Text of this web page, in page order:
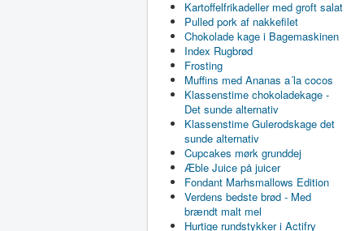
Kartoffelfrikadeller med groft salat
Pulled pork af nakkefilet
Chokolade kage i Bagemaskinen
Index Rugbrød
Frosting
Muffins med Ananas a´la cocos
Klassenstime chokoladekage -
Det sunde alternativ
Klassenstime Gulerodskage det
sunde alternativ
Cupcakes mørk grunddej
Æble Juice på juicer
Fondant Marhsmallows Edition
Verdens bedste brød - Med
brændt malt mel
Hurtige rundstykker i Actifry